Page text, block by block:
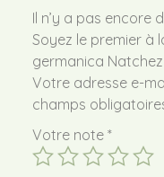
Il n’y a pas encore
Soyez le premier à
germanica Natchez
Votre adresse e-
champs
Votre note *